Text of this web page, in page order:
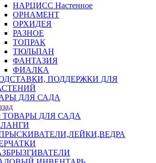
НАРЦИСС Настенное
ОРНАМЕНТ
ОРХИДЕЯ
РАЗНОЕ
ТОПРАК
ТЮЛЬПАН
ФАНТАЗИЯ
ФИАЛКА
ПОДДЕРЖКИ ДЛЯ
ДЛЯ САДА
ТОВАРЫ ДЛЯ САДА